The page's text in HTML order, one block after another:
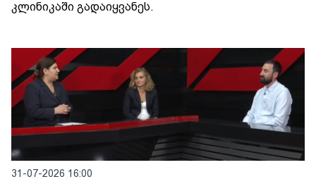
კლინიკაში გადაიყვანეს.
31-07-2026 16:00